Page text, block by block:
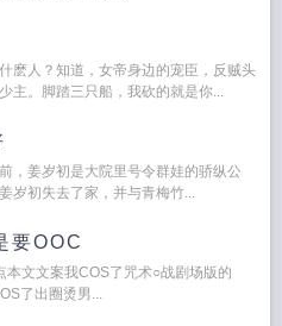
麽人？知道，女帝身边的宠臣，反贼头
主。脚踏三只船，我砍的就是你...
，姜岁初是大院里号令群娃的骄纵公
岁初失去了家，并与青梅竹...
要OOC
本文文案我COS了咒术○战剧场版的
了出圈烫男...